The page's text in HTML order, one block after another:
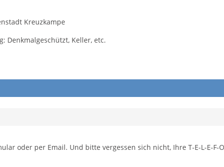
Kreuzkampe
Denkmalgeschützt, Keller, etc.
oder per Email. Und bitte vergessen sich nicht, Ihre T-E-L-E-F-